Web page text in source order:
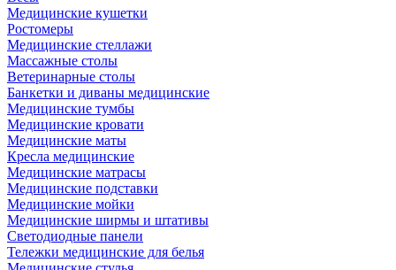
Медицинские кушетки
Ростомеры
Медицинские стеллажи
Массажные столы
Ветеринарные столы
Банкетки и диваны медицинские
Медицинские тумбы
Медицинские кровати
Медицинские маты
Кресла медицинские
Медицинские матрасы
Медицинские подставки
Медицинские мойки
Медицинские ширмы и штативы
Светодиодные панели
Тележки медицинские для белья